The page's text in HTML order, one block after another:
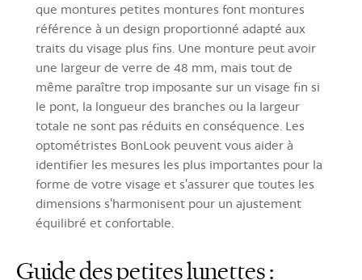
que montures petites montures font montures
référence à un design proportionné adapté aux
traits du visage plus fins. Une monture peut avoir
une largeur de verre de 48 mm, mais tout de
même paraître trop imposante sur un visage fin si
le pont, la longueur des branches ou la largeur
totale ne sont pas réduits en conséquence. Les
optométristes BonLook peuvent vous aider à
identifier les mesures les plus importantes pour la
forme de votre visage et s'assurer que toutes les
dimensions s'harmonisent pour un ajustement
équilibré et confortable.
Guide des petites lunettes :